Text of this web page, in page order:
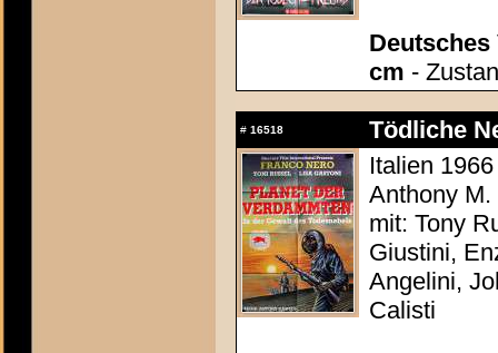
Deutsches
cm -
# 16518
Tödliche
Italien
Anthony
mit: Tony
Giustini,
Angelini,
Calisti